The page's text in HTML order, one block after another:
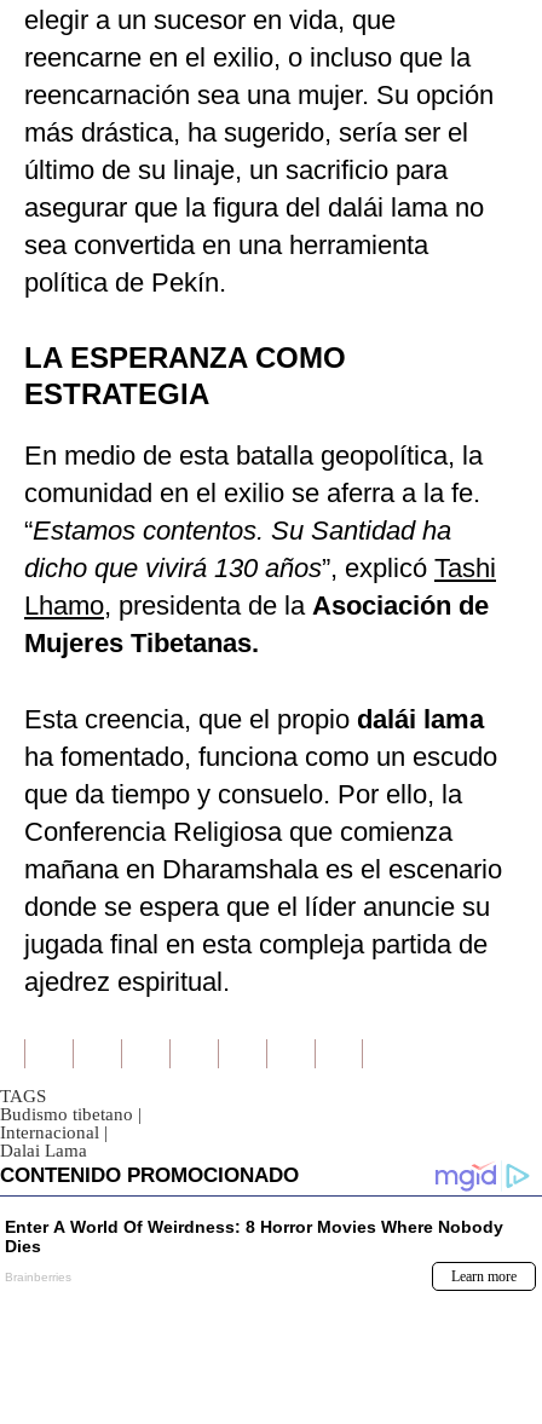
elegir a un sucesor en vida, que
reencarne en el exilio, o incluso que la
reencarnación sea una mujer. Su opción
más drástica, ha sugerido, sería ser el
último de su linaje, un sacrificio para
asegurar que la figura del dalái lama no
sea convertida en una herramienta
política de Pekín.
LA ESPERANZA COMO
ESTRATEGIA
En medio de esta batalla geopolítica, la
comunidad en el exilio se aferra a la fe.
“Estamos contentos. Su Santidad ha
dicho que vivirá 130 años”, explicó Tashi
Lhamo, presidenta de la Asociación de
Mujeres Tibetanas.
Esta creencia, que el propio dalái lama
ha fomentado, funciona como un escudo
que da tiempo y consuelo. Por ello, la
Conferencia Religiosa que comienza
mañana en Dharamshala es el escenario
donde se espera que el líder anuncie su
jugada final en esta compleja partida de
ajedrez espiritual.
TAGS
Budismo tibetano |
Internacional |
Dalai Lama